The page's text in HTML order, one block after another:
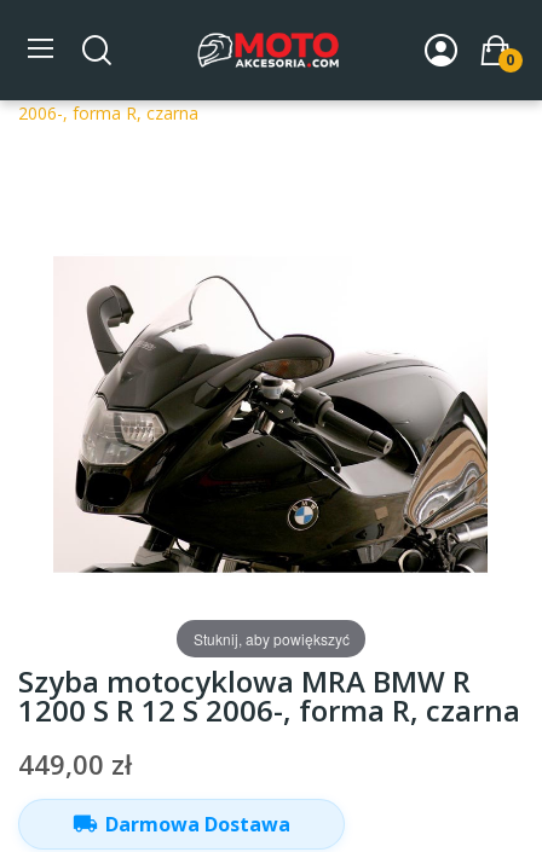
0
Strona główna DLA MOTOCYKLA Szyby
Szyby
2006-, forma R, czarna
Stuknij, aby powiększyć
Szyba motocyklowa MRA BMW R
1200 S R 12 S 2006-, forma R, czarna
449,00 zł
local_shipping Darmowa Dostawa